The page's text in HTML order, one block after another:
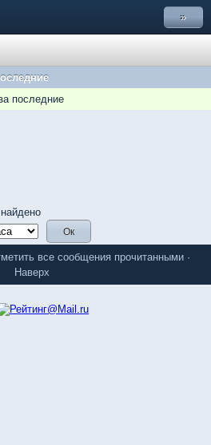
»
последние
все сообщения прочитанными ·
Наверх